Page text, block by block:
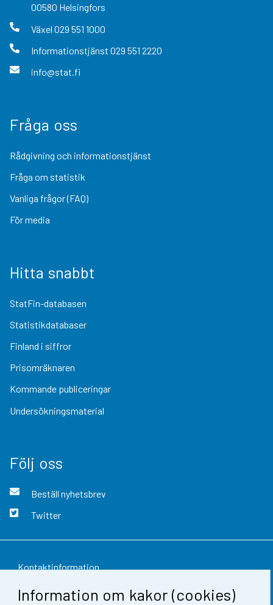
Information om kakor (cookies)
00580 Helsingfors
Växel 029 551 1000
Informationstjänst 029 551 2220
info@stat.fi
Fråga oss
Rådgivning och informationstjänst
Fråga om statistik
Vanliga frågor (FAQ)
För media
Hitta snabbt
StatFin-databasen
Statistikdatabaser
Finland i siffror
Prisomräknaren
Kommande publiceringar
Undersökningsmaterial
Följ oss
Beställ nyhetsbrev
Twitter
Kontaktinformation
Respons